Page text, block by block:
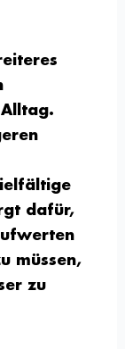
dafür,
müssen,
zu